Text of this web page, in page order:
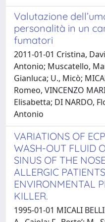
Valutazione
personalità in un
fumatori
2011-01-01 Cristina,
Antonio; Muscatello,
Gianluca; U., Micò;
Romeo, VINCENZO
Elisabetta; DI NARDO,
Antonio
VARIATIONS OF
WASH-OUT FLUID
SINUS OF THE
ALLERGIC
ENVIRONMENTAL
KILLER.
1995-01-01 MICALI